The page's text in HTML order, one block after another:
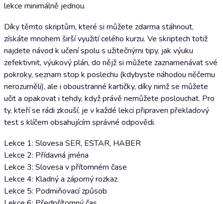
lekce minimálně jednou.
Díky těmto skriptům, které si můžete zdarma stáhnout,
získáte mnohem širší využití celého kurzu. Ve skriptech totiž
najdete návod k učení spolu s užitečnými tipy, jak výuku
zefektivnit, výukový plán, do nějž si můžete zaznamenávat své
pokroky, seznam stop k poslechu (kdybyste náhodou něčemu
nerozuměli), ale i oboustranné kartičky, díky nimž se můžete
učit a opakovat i tehdy, když právě nemůžete poslouchat. Pro
ty, kteří se rádi zkouší, je v každé lekci připraven překladový
test s klíčem obsahujícím správné odpovědi.
Lekce 1: Slovesa SER, ESTAR, HABER
Lekce 2: Přídavná jména
Lekce 3: Slovesa v přítomném čase
Lekce 4: Kladný a záporný rozkaz
Lekce 5: Podmiňovací způsob